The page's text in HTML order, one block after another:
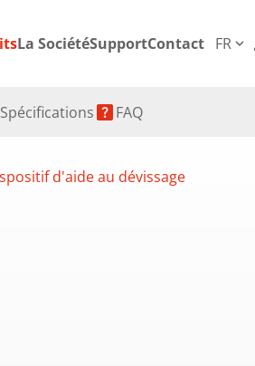
La SociétéSupportContact FR expand_more
Spécificationshelp_centerFAQ
d'aide au dévissage